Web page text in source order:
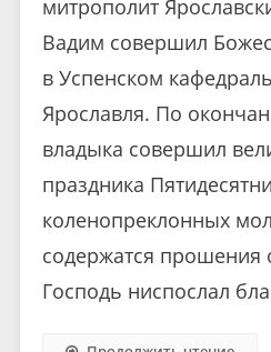
митрополит
Вадим совершил
в Успенском
Ярославля. По
владыка совершил
праздника
коленопреклонных
содержатся прошения
Господь ниспослал